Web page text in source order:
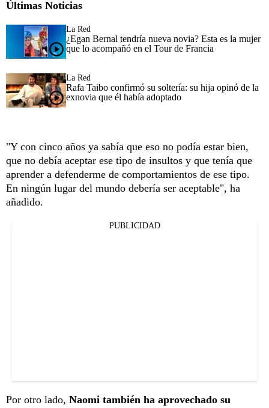
Últimas Noticias
La Red
¿Egan Bernal tendría nueva novia? Esta es la mujer
que lo acompañó en el Tour de Francia
La Red
Rafa Taibo confirmó su soltería: su hija opinó de la
exnovia que él había adoptado
"Y con cinco años ya sabía que eso no podía estar bien,
que no debía aceptar ese tipo de insultos y que tenía que
aprender a defenderme de comportamientos de ese tipo.
En ningún lugar del mundo debería ser aceptable", ha
añadido.
PUBLICIDAD
Por otro lado, Naomi también ha aprovechado su